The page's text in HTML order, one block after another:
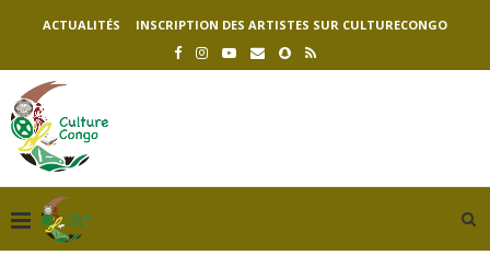
ACTUALITÉS INSCRIPTION DES ARTISTES SUR CULTURECONGO